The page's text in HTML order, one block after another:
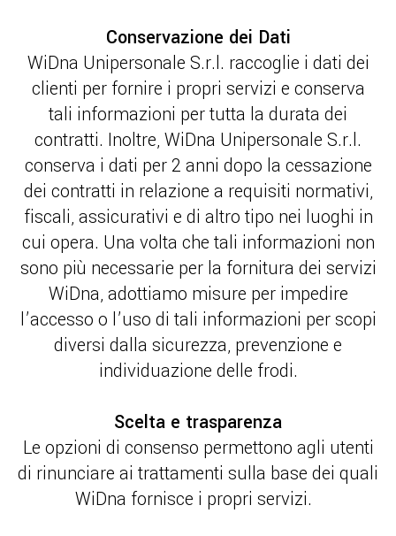
Conservazione dei Dati
WiDna Unipersonale S.r.l. raccoglie i dati dei
clienti per fornire i propri servizi e conserva
tali informazioni per tutta la durata dei
contratti. Inoltre, WiDna Unipersonale S.r.l.
conserva i dati per 2 anni dopo la cessazione
dei contratti in relazione a requisiti normativi,
fiscali, assicurativi e di altro tipo nei luoghi in
cui opera. Una volta che tali informazioni non
sono più necessarie per la fornitura dei servizi
WiDna, adottiamo misure per impedire
l’accesso o l’uso di tali informazioni per scopi
diversi dalla sicurezza, prevenzione e
individuazione delle frodi.
Scelta e trasparenza
Le opzioni di consenso permettono agli utenti
di rinunciare ai trattamenti sulla base dei quali
WiDna fornisce i propri servizi.